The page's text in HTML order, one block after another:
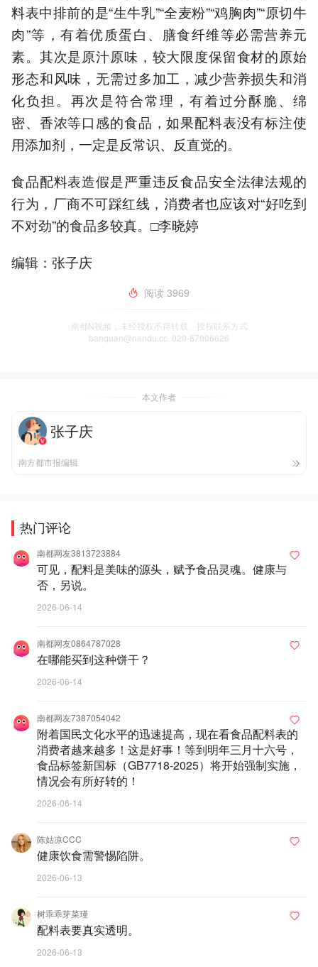
料表中排前的是“生牛乳”“全麦粉”“鸡胸肉”“原切牛
肉”等，有着优质蛋白、膳食纤维等必需营养元
素。其次是原汁原味，较大限度保留食材的原始
形态和风味，无需过多加工，减少营养损失和消
化负担。再次是符合常理，有着过分酥脆、绵
密、香浓等口感的食品，如果配料表没有标注使
用添加剂，一定是反常识、反直觉的。
食品配料表造假是严重违反食品安全法律法规的
行为，厂商不可踩红线，消费者也应该对“好吃到
不对劲”的食品多较真。□李晓婷
编辑：张子庆
阅读 3969
南都N视频，未经授权不得转载、授权联系方式
banquan@nandu.cc. 020-87006626
本文作者
张子庆
南方都市报编辑
热门评论
南都网友3813723884
可见，配料是美味的源头，赋予食品灵魂。健康与
否，另说。
2026-06-14
南都网友0864787028
在哪能买到这种饼干？
2026-06-14
南都网友7387054042
附着国民文化水平的迅速提高，现在看食品配料表的
消费者越来越多！这是好事！等到明年三月十六号，
食品标签新国标（GB7718-2025）将开始强制实施，
情况会有所好转的！
2026-06-14
陈姑凉CCC
健康饮食需警惕陷阱。
2026-06-13
树乖乖芽菜瑾
配料表要真实透明。
2026-06-13